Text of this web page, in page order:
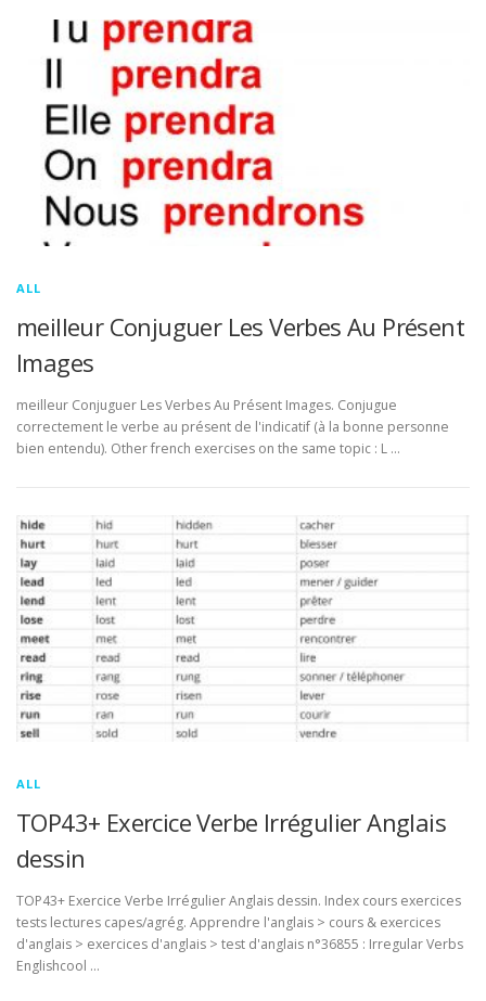
ALL
meilleur Conjuguer Les Verbes Au Présent
Images
meilleur Conjuguer Les Verbes Au Présent Images. Conjugue
correctement le verbe au présent de l'indicatif (à la bonne personne
bien entendu). Other french exercises on the same topic : L …
ALL
TOP43+ Exercice Verbe Irrégulier Anglais
dessin
TOP43+ Exercice Verbe Irrégulier Anglais dessin. Index cours exercices
tests lectures capes/agrég. Apprendre l'anglais > cours & exercices
d'anglais > exercices d'anglais > test d'anglais n°36855 : Irregular Verbs
Englishcool …